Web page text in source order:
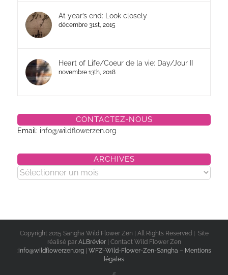
At year’s end: Look closely
décembre 31st, 2015
Heart of Life/Coeur de la vie: Day/Jour II
novembre 13th, 2018
CONTACTEZ-NOUS
Email: info@wildflowerzen.org
ARCHIVES
Archives
Copyright 2015 Sangha Wild Flower Zen | All Rights Reserved | Site
réalisé par ALBrévier
| Contact Wild Flower Zen
:info@wildflowerzen.org| WFZ-Wild-Flower-Zen-Sangha – Mentions
légales